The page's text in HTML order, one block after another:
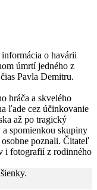
o havárii
úmrtí jedného z
Pavla Demitru.
hráča a skvelého
ľade cez účinkovanie
až po tragický
spomienkou skupiny
poznali. Čitateľ
i fotografií z rodinného